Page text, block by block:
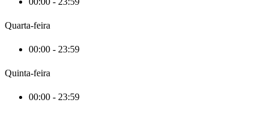
Quarta-feira
00:00 - 23:59
Quinta-feira
00:00 - 23:59